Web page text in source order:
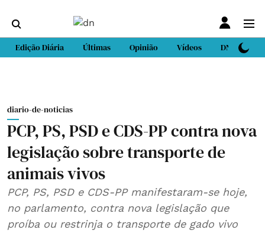
Edição Diária Últimas Opinião Vídeos DN Sport
diario-de-noticias
PCP, PS, PSD e CDS-PP contra nova
legislação sobre transporte de
animais vivos
PCP, PS, PSD e CDS-PP manifestaram-se hoje,
no parlamento, contra nova legislação que
proíba ou restrinja o transporte de gado vivo